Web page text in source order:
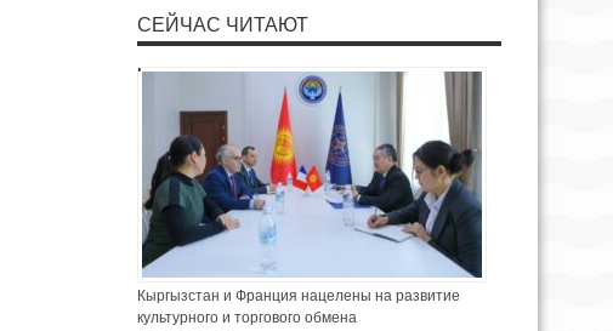
СЕЙЧАС ЧИТАЮТ
Кыргызстан и Франция нацелены на развитие
культурного и торгового обмена